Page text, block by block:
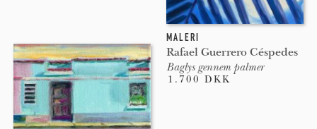
MALERI
Rafael Guerrero Céspedes
Baglys gennem palmer
1.700 DKK